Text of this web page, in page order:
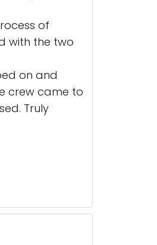
of
with the two
on and
crew came to
Truly